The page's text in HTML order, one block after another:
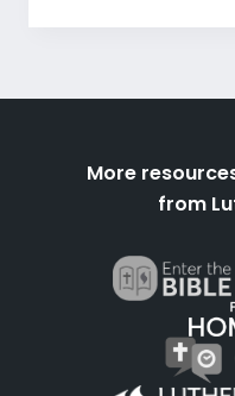
More
from